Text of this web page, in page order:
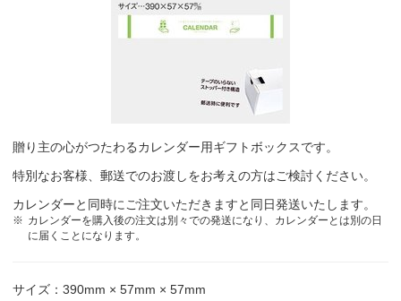
贈り主の心がつたわるカレンダー用ギフトボックスです。
特別なお客様、郵送でのお渡しをお考えの方はご検討ください。
カレンダーと同時にご注文いただきますと同日発送いたします。
カレンダーを購入後の注文は別々での発送になり、カレンダーとは別の日
に届くことになります。
サイズ：390mm × 57mm × 57mm